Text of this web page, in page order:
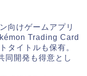
向けゲームアプリ
Trading Card
タイトルも保有。
同開発も得意とし